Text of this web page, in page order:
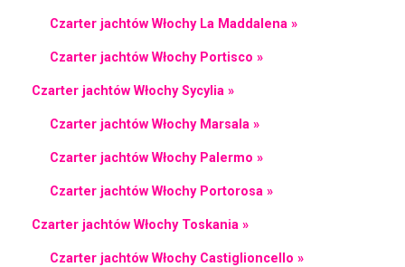
Czarter jachtów Włochy La Maddalena »
Czarter jachtów Włochy Portisco »
Czarter jachtów Włochy Sycylia »
Czarter jachtów Włochy Marsala »
Czarter jachtów Włochy Palermo »
Czarter jachtów Włochy Portorosa »
Czarter jachtów Włochy Toskania »
Czarter jachtów Włochy Castiglioncello »